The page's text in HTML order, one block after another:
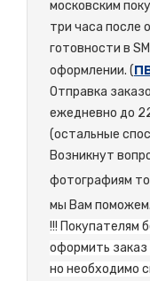
московским
три часа после
готовности в
оформлении. (
Отправка
ежедневно до
(остальные
Возникнут
фотографиям
мы Вам поможем.
!!! Покупателям
оформить
но необходимо